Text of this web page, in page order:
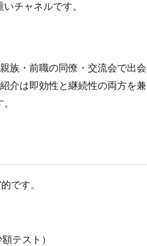
チャネルです。
族・前職の同僚・交流会で出会
介は即効性と継続性の両方を兼
です。
テスト）